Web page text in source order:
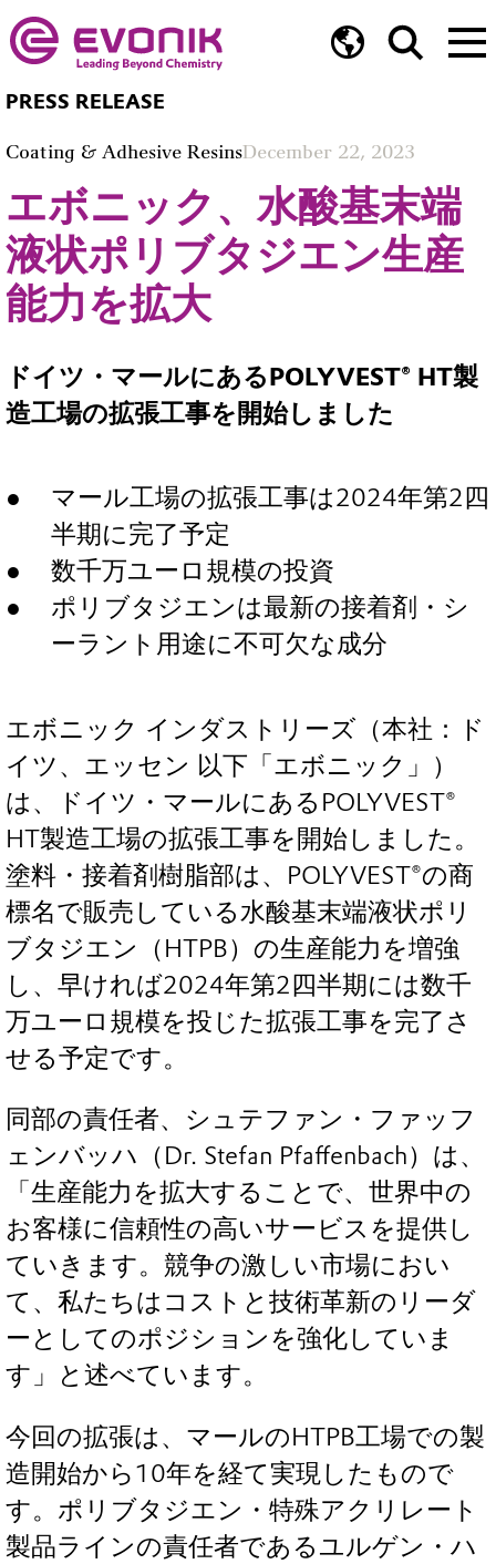
PRESS RELEASE
Coating & Adhesive ResinsDecember 22, 2023
エボニック、水酸基末端
液状ポリブタジエン生産
能力を拡大
ドイツ・マールにあるPOLYVEST® HT製
造工場の拡張工事を開始しました
マール工場の拡張工事は2024年第2四
半期に完了予定
数千万ユーロ規模の投資
ポリブタジエンは最新の接着剤・シ
ーラント用途に不可欠な成分
エボニック インダストリーズ（本社：ド
イツ、エッセン 以下「エボニック」）
は、ドイツ・マールにあるPOLYVEST®
HT製造工場の拡張工事を開始しました。
塗料・接着剤樹脂部は、POLYVEST®の商
標名で販売している水酸基末端液状ポリ
ブタジエン（HTPB）の生産能力を増強
し、早ければ2024年第2四半期には数千
万ユーロ規模を投じた拡張工事を完了さ
せる予定です。
同部の責任者、シュテファン・ファッフ
ェンバッハ（Dr. Stefan Pfaffenbach）は、
「生産能力を拡大することで、世界中の
お客様に信頼性の高いサービスを提供し
ていきます。競争の激しい市場におい
て、私たちはコストと技術革新のリーダ
ーとしてのポジションを強化していま
す」と述べています。
今回の拡張は、マールのHTPB工場での製
造開始から10年を経て実現したもので
す。ポリブタジエン・特殊アクリレート
製品ラインの責任者であるユルゲン・ハ